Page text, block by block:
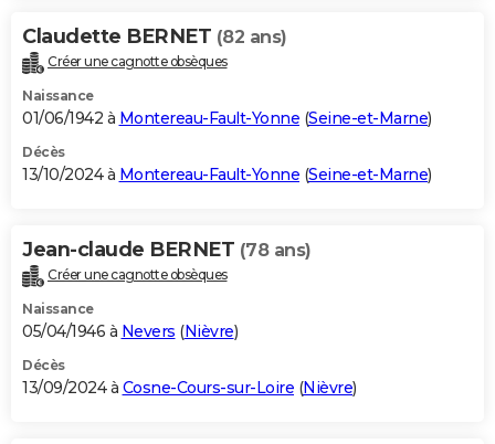
Claudette BERNET (82 ans)
Créer une cagnotte obsèques
Naissance
01/06/1942 à Montereau-Fault-Yonne (Seine-et-Marne)
Décès
13/10/2024 à Montereau-Fault-Yonne (Seine-et-Marne)
Jean-claude BERNET (78 ans)
Créer une cagnotte obsèques
Naissance
05/04/1946 à Nevers (Nièvre)
Décès
13/09/2024 à Cosne-Cours-sur-Loire (Nièvre)